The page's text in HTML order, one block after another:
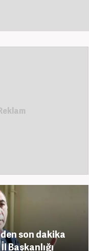
son dakika
Başkanlığı